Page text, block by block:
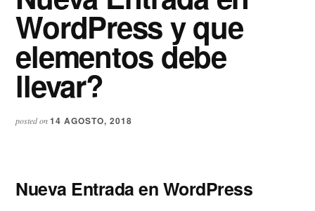
WordPress y que
elementos debe
llevar?
posted on14 AGOSTO, 2018
Nueva Entrada en WordPress